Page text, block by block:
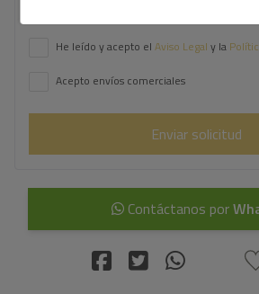
He leído y acepto el Aviso Legal y la
Acepto envíos comerciales
Enviar solicitud
Contáctanos por